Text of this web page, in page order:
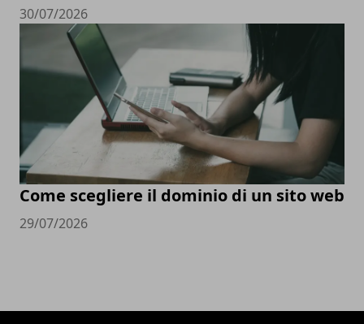
30/07/2026
Come scegliere il dominio di un sito web
29/07/2026